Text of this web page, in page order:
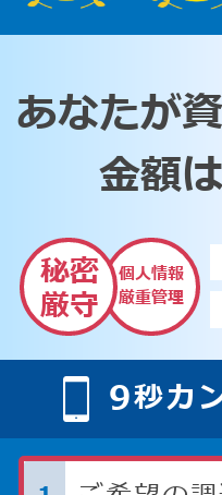
あなたが
金額
秘密
厳守
個人情報
厳重管理
9秒カ